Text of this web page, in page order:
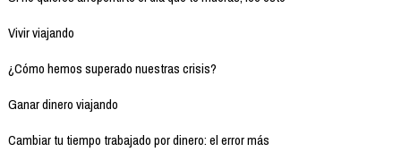
Vivir viajando
¿Cómo hemos superado nuestras crisis?
Ganar dinero viajando
Cambiar tu tiempo trabajado por dinero: el error más